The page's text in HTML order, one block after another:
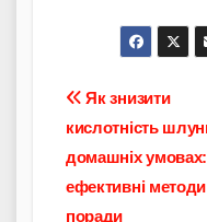
Навігація
записів
Як знизити
кислотність
домашніх умовах:
ефективні методи
поради